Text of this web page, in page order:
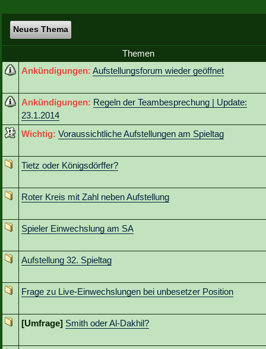
Neues Thema
Themen
Ankündigungen: Aufstellungsforum wieder geöffnet
Ankündigungen: Regeln der Teambesprechung | Update:
23.1.2014
Wichtig: Voraussichtliche Aufstellungen am Spieltag
Tietz oder Königsdörffer?
Roter Kreis mit Zahl neben Aufstellung
Spieler Einwechslung am SA
Aufstellung 32. Spieltag
Frage zu Live-Einwechslungen bei unbesetzer Position
[Umfrage] Smith oder Al-Dakhil?